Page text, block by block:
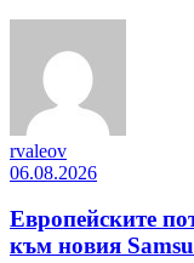
rvaleov
06.08.2026
Европейските
към новия